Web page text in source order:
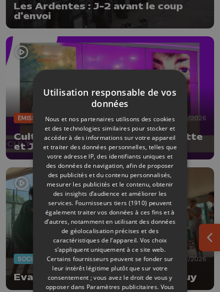
Les Ardentes : J-2 avant le coup
d'envoi
ÉMISSIONS 26/06/2026
CultureL avec les poétesses Lisette
et Julie Lombé
SOCIÉTÉ 20/06/2026
Evasion musicale à la prison de Huy
Utilisation responsable de vos
données
Nous et nos partenaires utilisons des cookies
et des technologies similaires pour stocker et
accéder à des informations sur votre appareil
et traiter des données personnelles, telles que
votre adresse IP, des identifiants uniques et
des données de navigation, afin de proposer
des publicités et du contenu personnalisés,
mesurer les publicités et le contenu, obtenir
des insights d’audience et améliorer les
services. Fournisseurs tiers (1910) peuvent
également traiter vos données à ces fins et à
d’autres, notamment en utilisant des données
de géolocalisation précises et des
caractéristiques de l’appareil. Vos choix
s’appliquent uniquement à ce site web.
Certains fournisseurs peuvent se fonder sur
leur intérêt légitime plutôt que sur votre
consentement ; vous avez le droit de vous y
opposer dans Paramètres publicitaires. Vous